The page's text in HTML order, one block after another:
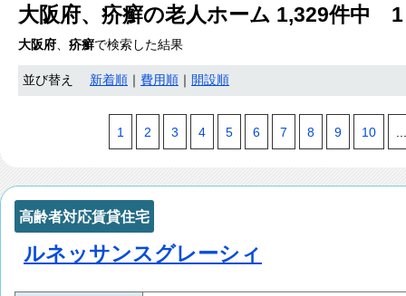
大阪府、疥癬の老人ホーム 1,329件中 1
大阪府、 疥癬で検索した結果
並び替え 新着順 費用順 開設順
1 2 3 4 5 6 7 8 9 10 ...
高齢者対応賃貸住宅
ルネッサンスグレーシィ